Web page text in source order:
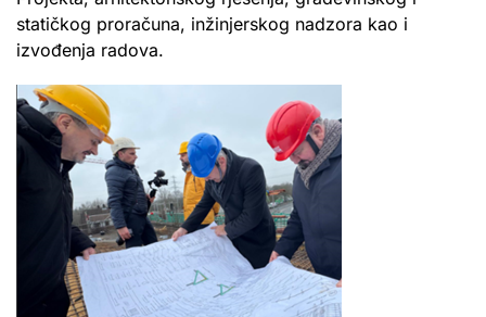
statičkog proračuna, inžinjerskog nadzora kao i
izvođenja radova.